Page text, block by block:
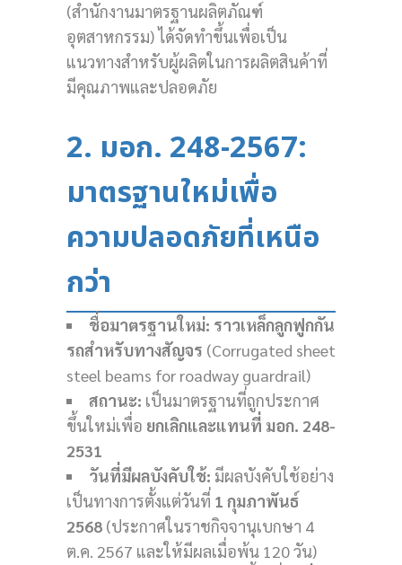
(สำนักงานมาตรฐานผลิตภัณฑ์
อุตสาหกรรม) ได้จัดทำขึ้นเพื่อเป็น
แนวทางสำหรับผู้ผลิตในการผลิตสินค้าที่
มีคุณภาพและปลอดภัย
2. มอก. 248-2567:
มาตรฐานใหม่เพื่อ
ความปลอดภัยที่เหนือ
กว่า
ชื่อมาตรฐานใหม่: ราวเหล็กลูกฟูกกัน
รถสำหรับทางสัญจร (Corrugated sheet
steel beams for roadway guardrail)
สถานะ: เป็นมาตรฐานที่ถูกประกาศ
ขึ้นใหม่เพื่อ ยกเลิกและแทนที่ มอก. 248-
2531
วันที่มีผลบังคับใช้: มีผลบังคับใช้อย่าง
เป็นทางการตั้งแต่วันที่ 1 กุมภาพันธ์
2568 (ประกาศในราชกิจจานุเบกษา 4
ต.ค. 2567 และให้มีผลเมื่อพ้น 120 วัน)